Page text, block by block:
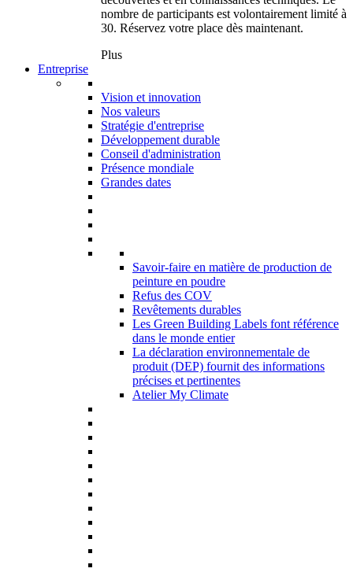
nombre de participants est volontairement limité à
30. Réservez votre place dès maintenant.
Plus
Entreprise
Vision et innovation
Nos valeurs
Stratégie d'entreprise
Développement durable
Conseil d'administration
Présence mondiale
Grandes dates
Savoir-faire en matière de production de
peinture en poudre
Refus des COV
Revêtements durables
Les Green Building Labels font référence
dans le monde entier
La déclaration environnementale de
produit (DEP) fournit des informations
précises et pertinentes
Atelier My Climate